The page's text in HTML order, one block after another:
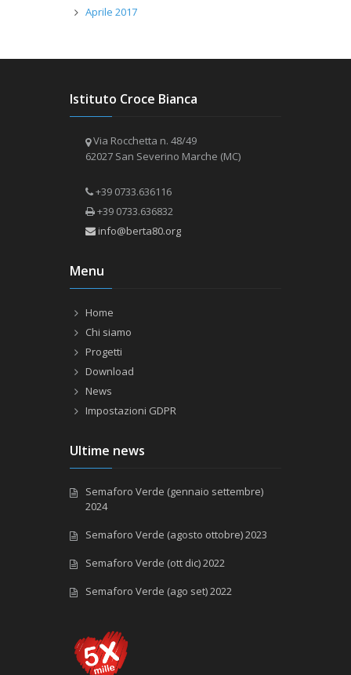
Aprile 2017
Istituto Croce Bianca
Via Rocchetta n. 48/49
62027 San Severino Marche (MC)
+39 0733.636116
+39 0733.636832
info@berta80.org
Menu
Home
Chi siamo
Progetti
Download
News
Impostazioni GDPR
Ultime news
Semaforo Verde (gennaio settembre)
2024
Semaforo Verde (agosto ottobre) 2023
Semaforo Verde (ott dic) 2022
Semaforo Verde (ago set) 2022